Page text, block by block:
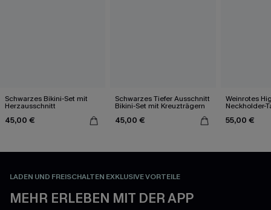
Schwarzes Bikini-Set mit
Herzausschnitt
45,00 €
Schwarzes Tiefer Ausschnitt
Bikini-Set mit Kreuzträgern
45,00 €
Weinrotes
Neckholder-
55,00 €
LADEN UND FREISCHALTEN EXKLUSIVE VORTEILE
MEHR ERLEBEN MIT DER APP